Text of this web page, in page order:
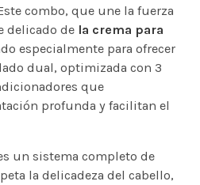
combo, que une la fuerza
delicado de la crema para
especialmente para ofrecer
dual, optimizada con 3
que
profunda y facilitan el
un sistema completo de
la delicadeza del cabello,